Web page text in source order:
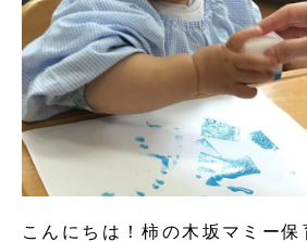
こんにちは！柿の木坂マミー保